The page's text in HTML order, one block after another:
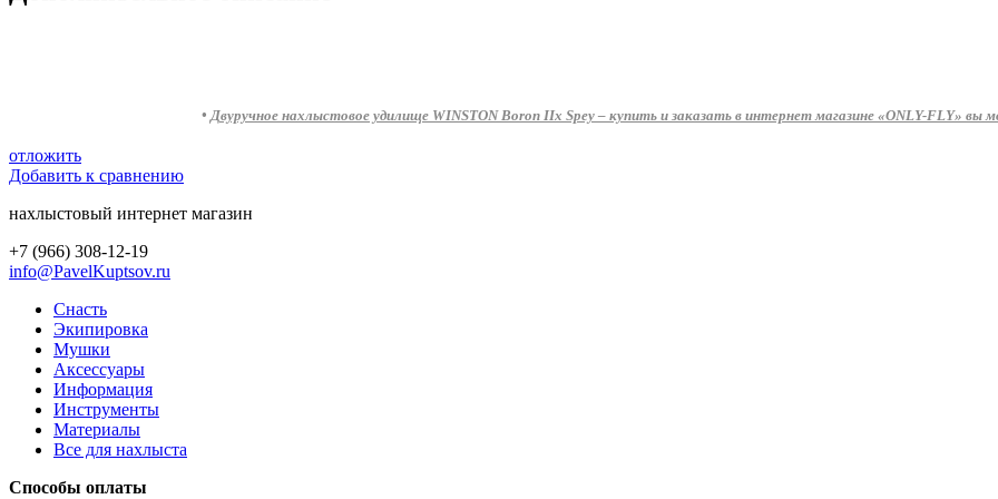
•Двуручное нахлыстовое удилище WINSTON Boron IIx Spey – купить и заказать в интернет магазине «ONLY-FLY» вы
отложить
Добавить к сравнению
нахлыстовый интернет магазин
+7 (966) 308-12-19
info@PavelKuptsov.ru
Снасть
Экипировка
Мушки
Аксессуары
Информация
Инструменты
Материалы
Все для нахлыста
Способы оплаты